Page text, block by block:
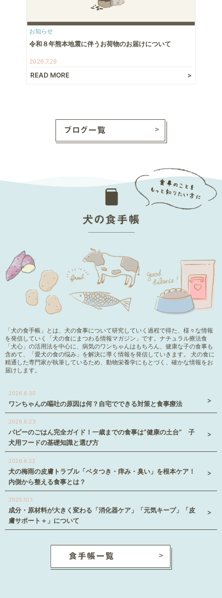
お知らせ
令和８年熊本地震に伴うお荷物のお届けについて
2026.7.29
READ MORE
「犬の食手帳」とは、犬の食事について研究していく過程で得た、様々な情報
を発信していく「犬の食にまつわる情報マガジン」です。ナチュラル療法食
「犬心」の活用法を中心に、病気のワンちゃんはもちろん、健康な子の食事も
含めて、「愛犬の食の悩み」を解決に導く情報を発信していきます。 犬の食に
精通した専門家が執筆しているため、動物栄養学にもとづく、確かな情報をお
届けします。
2026.6.30
ワンちゃんの嘔吐の原因は何？自宅でできる対策と食事療法
2026.6.23
パピーのごはん完全ガイド！一歳までの食事は”健康の土台” 子
犬用フードの基礎知識と選び方
2026.6.22
犬の梅雨の皮膚トラブル「ベタつき・痒み・臭い」を根本ケア！
内側から整える食事とは？
2025.10.1
成分・原材料が大きく変わる「消化器ケア」「元気キープ」「皮
膚サポート＋」について